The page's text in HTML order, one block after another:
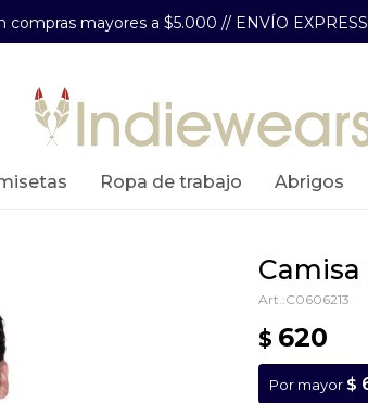
compras mayores a $5.000 // ENVÍO
ropa de trabajo abrigos
C0606213
$ 620
Por mayor $